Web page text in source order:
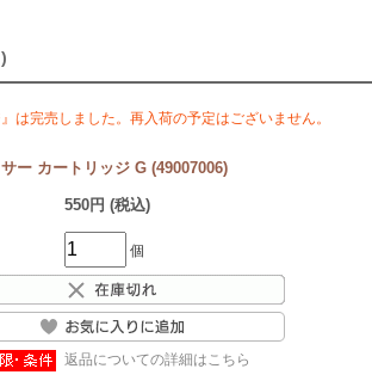
完売しました。再入荷の予定はございません。
ー カートリッジ G (49007006)
550円 (税込)
個
返品についての詳細はこちら